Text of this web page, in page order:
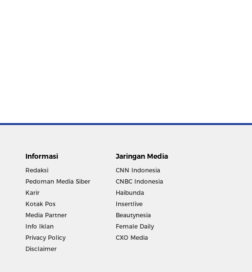
Informasi
Redaksi
Pedoman Media Siber
Karir
Kotak Pos
Media Partner
Info Iklan
Privacy Policy
Disclaimer
Jaringan Media
CNN Indonesia
CNBC Indonesia
Haibunda
Insertlive
Beautynesia
Female Daily
CXO Media